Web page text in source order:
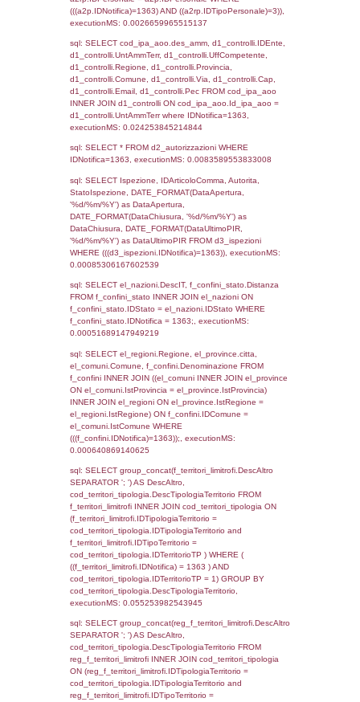
sql: SELECT `tablename`, `userlevelid`,
`userlevelpermissions` WHERE `userlevelid`
executionMS: 0.0010080337524414
sql: SELECT a1.RagioneSociale,
localita, el_prov.citta AS provincia,
DATE(n.DataInvioNotifica) as
n.FileNotificaZip, n.DataFileNotificaZip
LEFT JOIN infostabilimento i ON
a1.CodiceUnivoco = n.CodiceUnivoco LEFT
el_comuni AS el_com ON a1.ComuneStab =
el_com.IstComune LEFT JOIN el_province
a1.ProvinciaStab = el_prov.IstProvincia
n.IDNotifica = 1363;, executionMS:
sql: SELECT a1_stabilimento.*,
ComuneST, el_province.citta as
el_regioni.Regione as RegioneST,
as ComuneSL, el_province_1.citta as
el_regioni_1.Regione as RegioneSL FROM
(((((a1_stabilimento LEFT JOIN el_comuni
a1_stabilimento.ComuneStab =
LEFT JOIN el_province ON
= el_province.IstProvincia) LEFT JOIN
LEFT JOIN el_comuni AS el_comuni_1 ON
a1_stabilimento.IstComuneSL =
LEFT JOIN el_province AS el_province_1
a1_stabilimento.IstProvinciaSL =
el_province_1.IstProvincia) LEFT JOIN
el_regioni_1 ON
el_regioni_1.IstRegione where
executionMS: 0.001594066619873
sql: SELECT a2p.Cognome, a2p.Nome
a2_ruolipersonale a2rp INNER JOIN
a2rp.IDPersonale = a2p.IDPersonale
(((a2p.IDNotifica)=1363) AND